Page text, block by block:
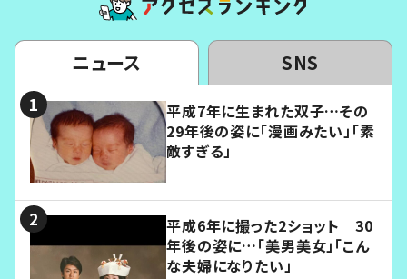
ニュース SNS
平成7年に生まれた双子…その
29年後の姿に「漫画みたい」「素
敵すぎる」
平成6年に撮った2ショット 30
年後の姿に…「美男美女」「こん
な夫婦になりたい」